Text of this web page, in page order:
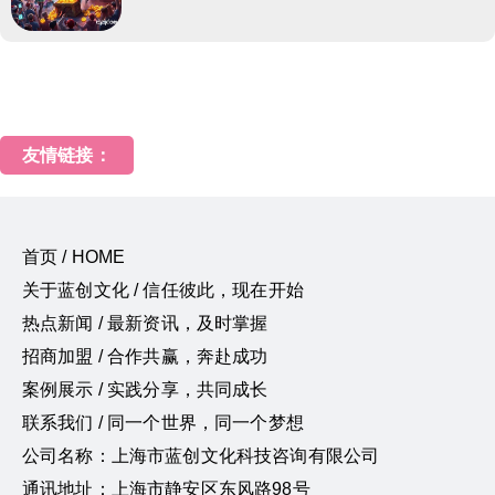
友情链接：
首页 / HOME
关于蓝创文化 / 信任彼此，现在开始
热点新闻 / 最新资讯，及时掌握
招商加盟 / 合作共赢，奔赴成功
案例展示 / 实践分享，共同成长
联系我们 / 同一个世界，同一个梦想
公司名称：上海市蓝创文化科技咨询有限公司
通讯地址：上海市静安区东风路98号